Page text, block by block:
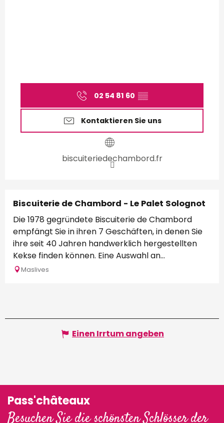
02 54 81 60 ▒▒
Kontaktieren Sie uns
biscuiteriedechambord.fr
Biscuiterie de Chambord - Le Palet Solognot
Die 1978 gegründete Biscuiterie de Chambord
empfängt Sie in ihren 7 Geschäften, in denen Sie
ihre seit 40 Jahren handwerklich hergestellten
Kekse finden können. Eine Auswahl an...
Maslives
Einen Irrtum angeben
Pass'châteaux
Besuchen Sie die schönsten Schlösser der